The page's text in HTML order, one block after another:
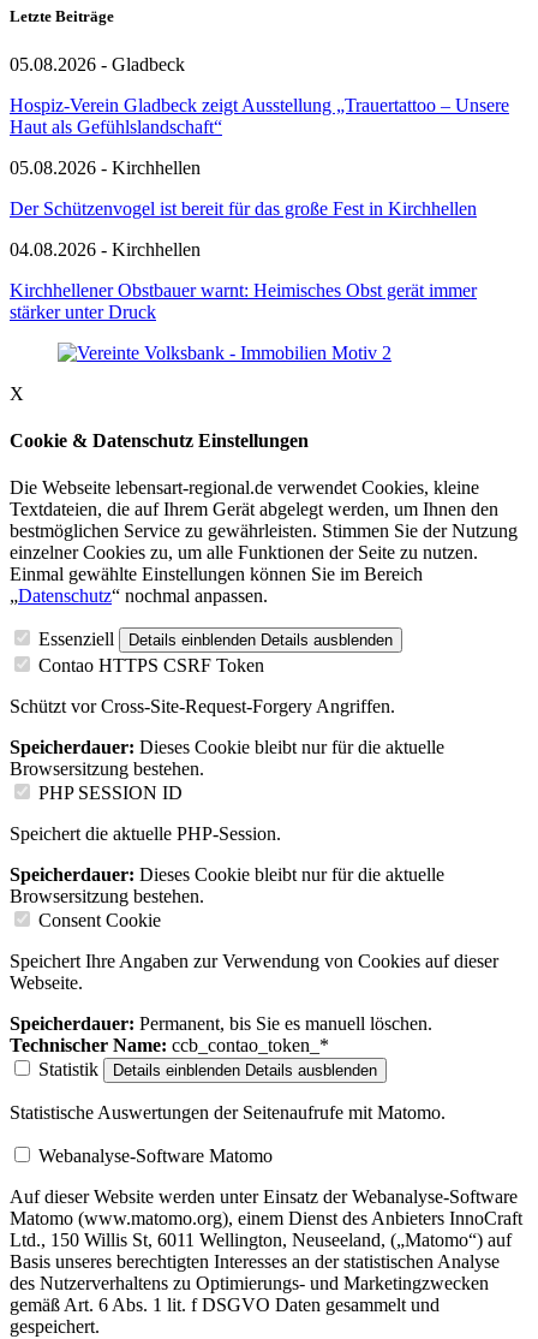
Letzte Beiträge
05.08.2026 - Gladbeck
Hospiz-Verein Gladbeck zeigt Ausstellung „Trauertattoo – Unsere
Haut als Gefühlslandschaft“
05.08.2026 - Kirchhellen
Der Schützenvogel ist bereit für das große Fest in Kirchhellen
04.08.2026 - Kirchhellen
Kirchhellener Obstbauer warnt: Heimisches Obst gerät immer
stärker unter Druck
X
Cookie & Datenschutz Einstellungen
Die Webseite lebensart-regional.de verwendet Cookies, kleine
Textdateien, die auf Ihrem Gerät abgelegt werden, um Ihnen den
bestmöglichen Service zu gewährleisten. Stimmen Sie der Nutzung
einzelner Cookies zu, um alle Funktionen der Seite zu nutzen.
Einmal gewählte Einstellungen können Sie im Bereich
„Datenschutz“ nochmal anpassen.
Essenziell Details einblenden Details ausblenden
Contao HTTPS CSRF Token
Schützt vor Cross-Site-Request-Forgery Angriffen.
Speicherdauer: Dieses Cookie bleibt nur für die aktuelle
Browsersitzung bestehen.
PHP SESSION ID
Speichert die aktuelle PHP-Session.
Speicherdauer: Dieses Cookie bleibt nur für die aktuelle
Browsersitzung bestehen.
Consent Cookie
Speichert Ihre Angaben zur Verwendung von Cookies auf dieser
Webseite.
Speicherdauer: Permanent, bis Sie es manuell löschen.
Technischer Name: ccb_contao_token_*
Statistik
Details einblenden Details ausblenden
Statistische Auswertungen der Seitenaufrufe mit Matomo.
Webanalyse-Software Matomo
Auf dieser Website werden unter Einsatz der Webanalyse-Software
Matomo (www.matomo.org), einem Dienst des Anbieters InnoCraft
Ltd., 150 Willis St, 6011 Wellington, Neuseeland, („Matomo“) auf
Basis unseres berechtigten Interesses an der statistischen Analyse
des Nutzerverhaltens zu Optimierungs- und Marketingzwecken
gemäß Art. 6 Abs. 1 lit. f DSGVO Daten gesammelt und
gespeichert.